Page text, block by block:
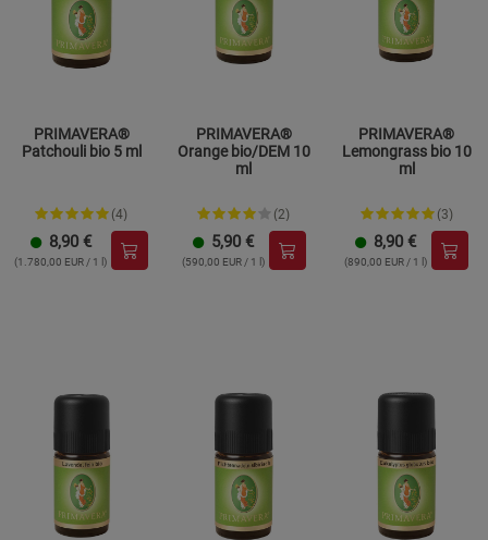
PRIMAVERA®
Patchouli bio 5 ml
(4)
8,90 €
(1.780,00 EUR / 1 l)
PRIMAVERA®
Orange bio/DEM 10
ml
(2)
5,90 €
(590,00 EUR / 1 l)
PRIMAVERA®
Lemongrass bio 10
ml
(3)
8,90 €
(890,00 EUR / 1 l)